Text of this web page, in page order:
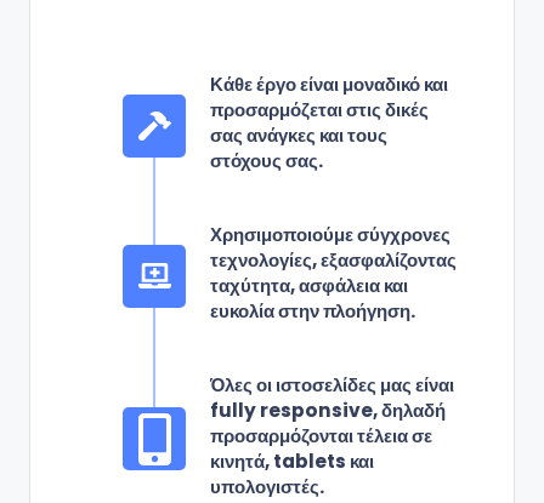
Κάθε έργο είναι μοναδικό και
προσαρμόζεται στις δικές
σας ανάγκες και τους
στόχους σας.
Χρησιμοποιούμε σύγχρονες
τεχνολογίες, εξασφαλίζοντας
ταχύτητα, ασφάλεια και
ευκολία στην πλοήγηση.
Όλες οι ιστοσελίδες μας είναι
fully responsive, δηλαδή
προσαρμόζονται τέλεια σε
κινητά, tablets και
υπολογιστές.